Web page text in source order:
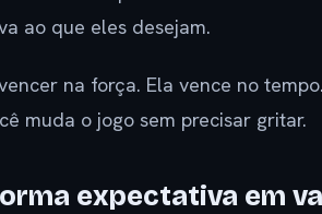
ao que eles desejam.
na força. Ela vence no
muda o jogo sem precisar gritar.
expectativa em